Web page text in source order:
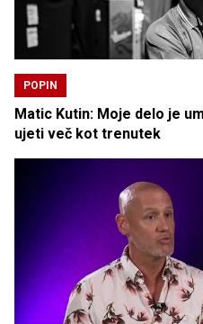
POPIN
Matic Kutin: Moje delo je
ujeti več kot trenutek